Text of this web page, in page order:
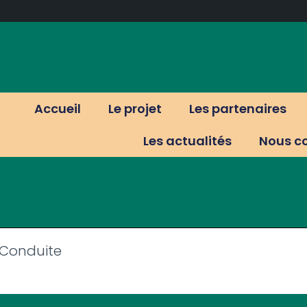
Accueil Le projet
Les partenaires
Les actualités
Nous